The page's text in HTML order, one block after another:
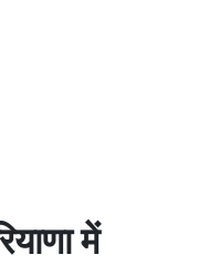
में